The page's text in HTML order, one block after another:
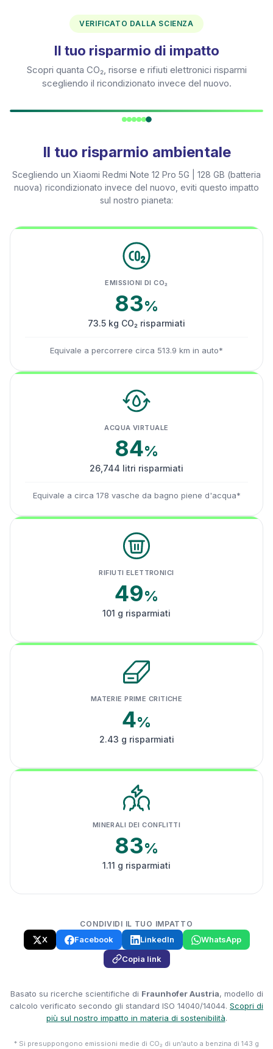
VERIFICATO DALLA SCIENZA
Il tuo risparmio di impatto
Scopri quanta CO₂, risorse e rifiuti elettronici risparmi
scegliendo il ricondizionato invece del nuovo.
Il tuo risparmio ambientale
Scegliendo un Xiaomi Redmi Note 12 Pro 5G | 128 GB (batteria
nuova) ricondizionato invece del nuovo, eviti questo impatto
sul nostro pianeta:
EMISSIONI DI CO₂
83%
73.5 kg CO₂ risparmiati
Equivale a percorrere circa 513.9 km in auto*
ACQUA VIRTUALE
84%
26,744 litri risparmiati
Equivale a circa 178 vasche da bagno piene d'acqua*
RIFIUTI ELETTRONICI
49%
101 g risparmiati
MATERIE PRIME CRITICHE
4%
2.43 g risparmiati
MINERALI DEI CONFLITTI
83%
1.11 g risparmiati
CONDIVIDI IL TUO IMPATTO
X Facebook LinkedIn
WhatsApp
Copia link
Basato su ricerche scientifiche di Fraunhofer Austria, modello di
calcolo verificato secondo gli standard ISO 14040/14044. Scopri di
più sul nostro impatto in materia di sostenibilità.
* Si presuppongono emissioni medie di CO₂ di un'auto a benzina di 143 g